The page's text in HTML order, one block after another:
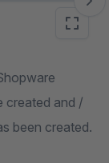
created and /
been created.